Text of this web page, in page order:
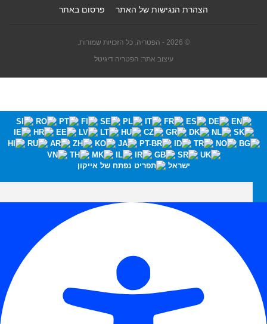
הצהרת הנגישות של האתר
פרסום באתר
© 2026 - הפטריה. כל הזכויות שמורות.
עיצוב אתר: הפטריה דיגיטל
ישראל